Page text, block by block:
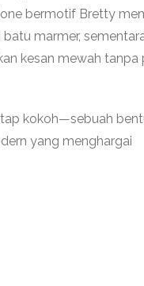
bermotif Bretty
marmer,
kesan mewah tanpa
kokoh—sebuah
yang menghargai